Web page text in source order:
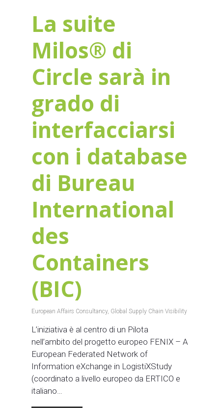
La suite
Milos® di
Circle sarà in
grado di
interfacciarsi
con i database
di Bureau
International
des
Containers
(BIC)
European Affairs Consultancy, Global Supply Chain Visibility
L’iniziativa è al centro di un Pilota
nell’ambito del progetto europeo FENIX – A
European Federated Network of
Information eXchange in LogistiXStudy
(coordinato a livello europeo da ERTICO e
italiano…